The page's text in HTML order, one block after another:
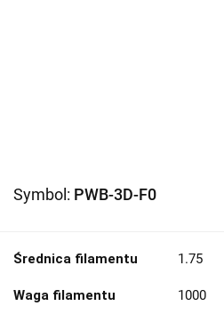
Symbol: PWB-3D-F0
Średnica filamentu 1.75
Waga filamentu 1000